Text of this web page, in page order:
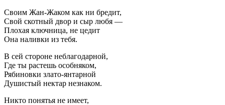
Своим Жан-Жаком как ни бредит,
Свой скотный двор и сыр любя —
Плохая ключница, не цедит
Она наливки из тебя.
В сей стороне неблагодарной,
Где ты растешь особняком,
Рябиновки злато-янтарной
Душистый нектар незнаком.
Никто понятья не имеет,